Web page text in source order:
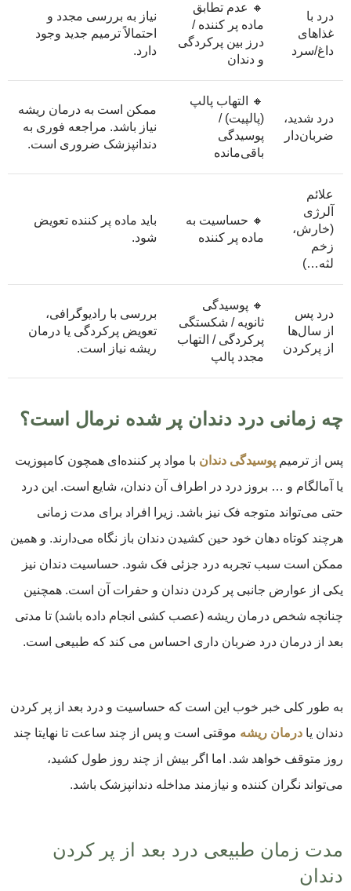
درد با
غذاهای
داغ/سرد
🔸 عدم تطابق
ماده پر کننده /
درز بین پرکردگی
و دندان
نیاز به بررسی مجدد و
احتمالاً ترمیم جدید وجود
دارد.
درد شدید،
ضربان‌دار
🔸 التهاب پالپ
(پالپیت) /
پوسیدگی
باقی‌مانده
ممکن است به درمان ریشه
نیاز باشد. مراجعه فوری به
دندانپزشک ضروری است.
علائم
آلرژی
(خارش،
زخم
لثه…)
🔸 حساسیت به
ماده پر کننده
باید ماده پر کننده تعویض
شود.
درد پس
از سال‌ها
از پرکردن
🔸 پوسیدگی
ثانویه / شکستگی
پرکردگی / التهاب
مجدد پالپ
بررسی با رادیوگرافی،
تعویض پرکردگی یا درمان
ریشه نیاز است.
چه زمانی درد دندان پر شده نرمال است؟
پس از ترمیم پوسیدگی دندان با مواد پر کننده‌ای همچون کامپوزیت
یا آمالگام و … بروز درد در اطراف آن دندان، شایع است. این درد
حتی می‌تواند متوجه فک نیز باشد. زیرا افراد برای مدت زمانی
هرچند کوتاه دهان خود حین کشیدن دندان باز نگاه می‌دارند. و همین
ممکن است سبب تجربه درد جزئی فک شود. حساسیت دندان نیز
یکی از عوارض جانبی پر کردن دندان و حفرات آن است. همچنین
چنانچه شخص درمان ریشه (عصب کشی انجام داده باشد) تا مدتی
بعد از درمان درد ضربان داری احساس می کند که طبیعی است.
به طور کلی خبر خوب این است که حساسیت و درد بعد از پر کردن
دندان یا درمان ریشه موقتی است و پس از چند ساعت تا نهایتا چند
روز متوقف خواهد شد. اما اگر بیش از چند روز طول کشید،
می‌تواند نگران کننده و نیازمند مداخله دندانپزشک باشد.
مدت زمان طبیعی درد بعد از پر کردن
دندان